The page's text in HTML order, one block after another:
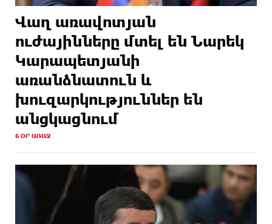
Վաղ առավոտյան
ուժայինները մտել են Նարեկ
Կարապետյանի
առանձնատուն և
խուզարկություններ են
անցկացնում
6 ՕՐ ԱՌԱՋ